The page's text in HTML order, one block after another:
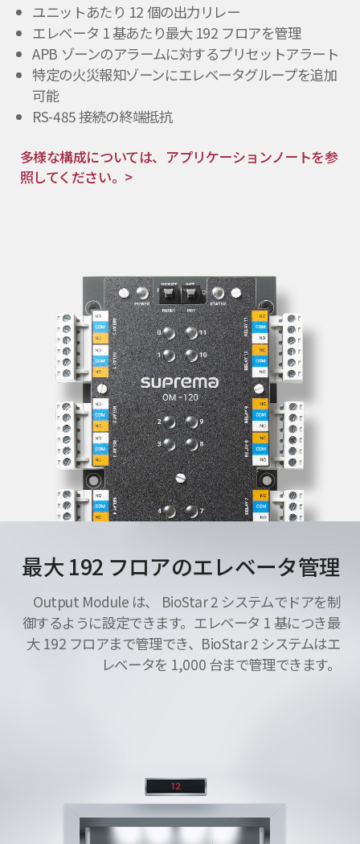
ユニットあたり 12 個の出力リレー
エレベータ 1 基あたり最大 192 フロアを管理
APB ゾーンのアラームに対するプリセットアラート
特定の火災報知ゾーンにエレベータグループを追加
可能
RS-485 接続の終端抵抗
多様な構成については、アプリケーションノートを参
照してください。>
最大 192 フロアのエレベータ管理
Output Module は、 BioStar 2 システムでドアを制
御するように設定できます。エレベータ 1 基につき最
大 192 フロアまで管理でき、BioStar 2 システムはエ
レベータを 1,000 台まで管理できます。